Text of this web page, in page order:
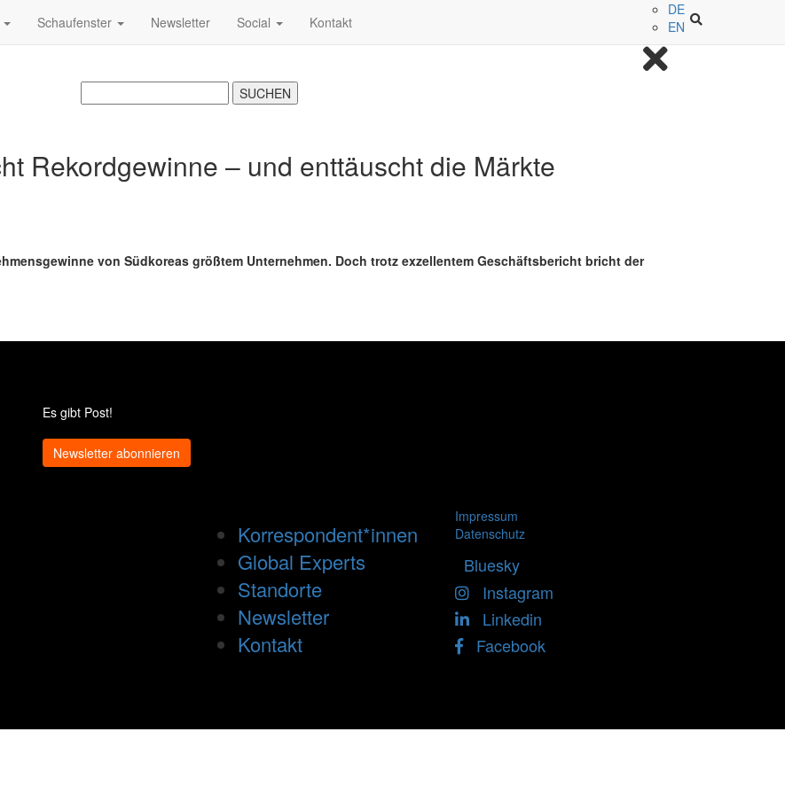
Schaufenster Newsletter Social Kontakt
DE
EN
Rekordgewinne – und enttäuscht die Märkte
von Südkoreas größtem Unternehmen. Doch trotz exzellentem Geschäftsbericht bricht der
Es gibt Post!
Newsletter abonnieren
Korrespondent*innen
Global Experts
Standorte
Newsletter
Kontakt
Impressum
Datenschutz
Bluesky
Instagram
Linkedin
Facebook